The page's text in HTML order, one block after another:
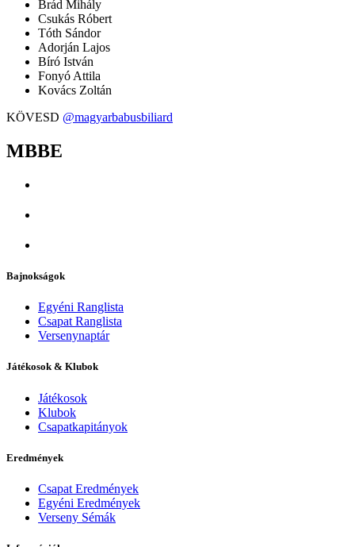
Brád Mihály
Csukás Róbert
Tóth Sándor
Adorján Lajos
Bíró István
Fonyó Attila
Kovács Zoltán
KÖVESD @magyarbabusbiliard
MBBE
Bajnokságok
Egyéni Ranglista
Csapat Ranglista
Versenynaptár
Játékosok & Klubok
Játékosok
Klubok
Csapatkapitányok
Eredmények
Csapat Eredmények
Egyéni Eredmények
Verseny Sémák